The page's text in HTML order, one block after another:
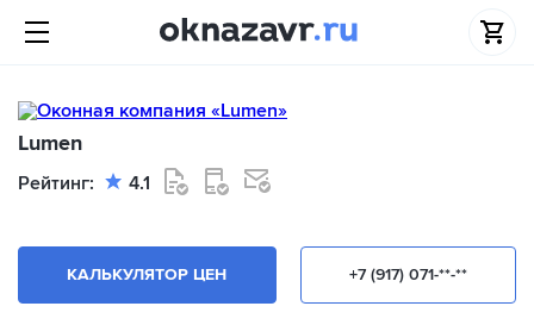
Lumen
Рейтинг: 4.1
+7 (917) 071-**-**
КАЛЬКУЛЯТОР ЦЕН